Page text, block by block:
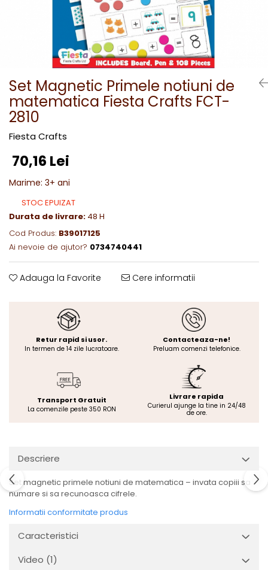
Set Magnetic Primele notiuni de
matematica Fiesta Crafts FCT-
2810
Fiesta Crafts
70,16 Lei
Marime: 3+ ani
STOC EPUIZAT
Durata de livrare: 48 H
Cod Produs: B39017125
Ai nevoie de ajutor? 0734740441
Adauga la Favorite Cere informatii
Retur rapid si usor.
In termen de 14 zile lucratoare.
Contacteaza-ne!
Preluam comenzi telefonice.
Transport Gratuit
La comenzile peste 350 RON
Livrare rapida
Curierul ajunge la tine in 24/48
de ore.
Descriere
Set magnetic primele notiuni de matematica – invata copiii sa
numare si sa recunoasca cifrele.
Informatii conformitate produs
Caracteristici
Video (1)